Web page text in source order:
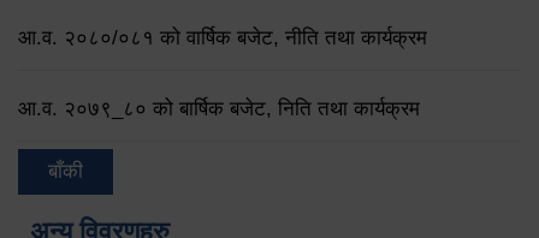
आ.व. २०८०/०८१ को वार्षिक बजेट, नीति तथा कार्यक्रम
आ.व. २०७९‌_८० को बार्षिक बजेट, निति तथा कार्यक्रम
बाँकी
अन्य विवरणहरु